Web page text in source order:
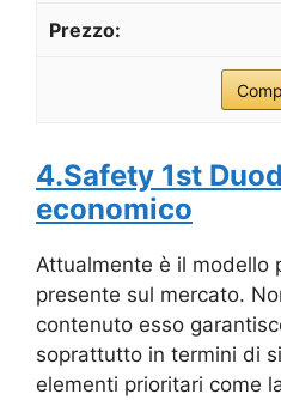
4.Safety 1st
economico
Attualmente è il modello
presente sul mercato.
contenuto esso
soprattutto in termini di
elementi prioritari come